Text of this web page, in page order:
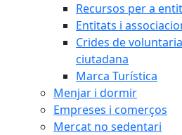
Recursos per a
Entitats i
Crides de
ciutadana
Marca Turística
Menjar i dormir
Empreses i comerços
Mercat no sedentari